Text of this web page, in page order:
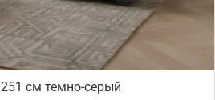
см темно-серый